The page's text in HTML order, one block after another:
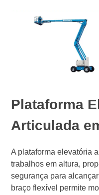
Plataforma
Articulada
A plataforma elevatória
trabalhos em altura,
segurança para
braço flexível permite